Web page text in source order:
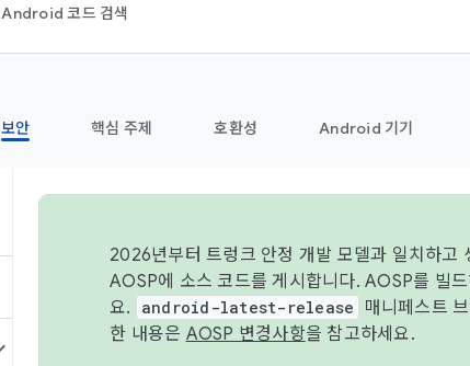
Android 코드 검색
보안 핵심 주제 호환성 Android 기기
2026년부터 트렁크 안정 개발 모델과 일치하고
AOSP에 소스 코드를 게시합니다. AOSP를 빌
요.
android-latest-release
매니페스트
한 내용은 AOSP 변경사항을 참고하세요.